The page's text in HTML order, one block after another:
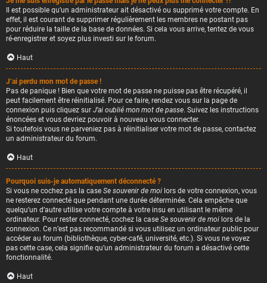
Il est possible qu’un administrateur ait désactivé ou supprimé votre compte. En
effet, il est courant de supprimer régulièrement les membres ne postant pas
pour réduire la taille de la base de données. Si cela vous arrive, tentez de vous
ré-enregistrer et soyez plus investi sur le forum.
Haut
J’ai perdu mon mot de passe !
Pas de panique ! Bien que votre mot de passe ne puisse pas être récupéré, il
peut facilement être réinitialisé. Pour ce faire, rendez vous sur la page de
connexion puis cliquez sur J’ai oublié mon mot de passe. Suivez les instructions
énoncées et vous devriez pouvoir à nouveau vous connecter.
Si toutefois vous ne parveniez pas à réinitialiser votre mot de passe, contactez
un administrateur du forum.
Haut
Pourquoi suis-je automatiquement déconnecté ?
Si vous ne cochez pas la case Se souvenir de moi lors de votre connexion, vous
ne resterez connecté que pendant une durée déterminée. Cela empêche que
quelqu’un d’autre utilise votre compte à votre insu en utilisant le même
ordinateur. Pour rester connecté, cochez la case Se souvenir de moi lors de la
connexion. Ce n’est pas recommandé si vous utilisez un ordinateur public pour
accéder au forum (bibliothèque, cyber-café, université, etc.). Si vous ne voyez
pas cette case, cela signifie qu’un administrateur du forum a désactivé cette
fonctionnalité.
Haut